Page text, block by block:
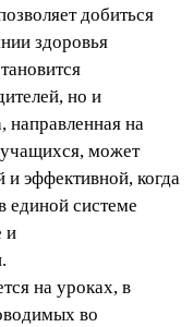
добиться
здоровья
но и
направленная на
учащихся, может
и эффективной, когда
единой системе
и
на уроках, в
во